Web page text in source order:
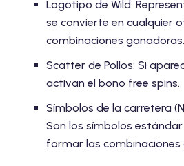
Logotipo de Wild:
se convierte en cualquier
combinaciones ganadoras.
Scatter de Pollos: Si
activan el bono free spins.
Símbolos de la carretera
Son los símbolos
formar las combinaciones